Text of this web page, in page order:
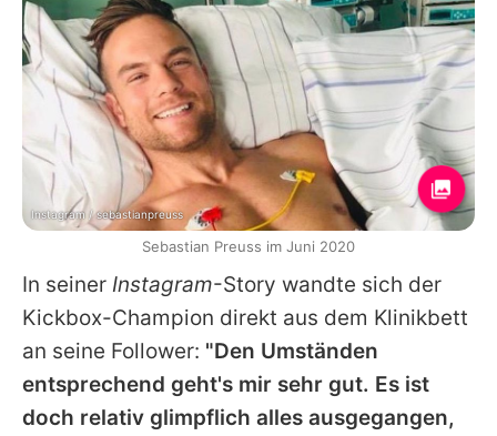
In seiner Instagram-Story wandte sich der
Kickbox-Champion direkt aus dem Klinikbett
an seine Follower: "Den Umständen
entsprechend geht's mir sehr gut. Es ist
doch relativ glimpflich alles ausgegangen,
Instagram / sebastianpreuss
Sebastian Preuss im Juni 2020